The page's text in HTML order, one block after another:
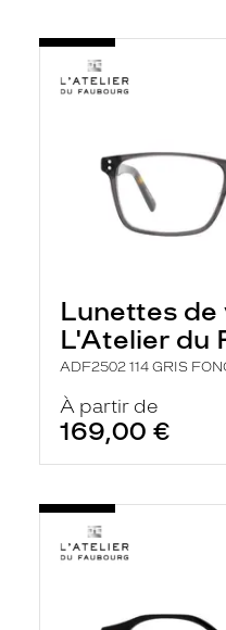
Lunettes de
L'Atelier du
ADF2502 114 GRIS
À partir de
169,00 €